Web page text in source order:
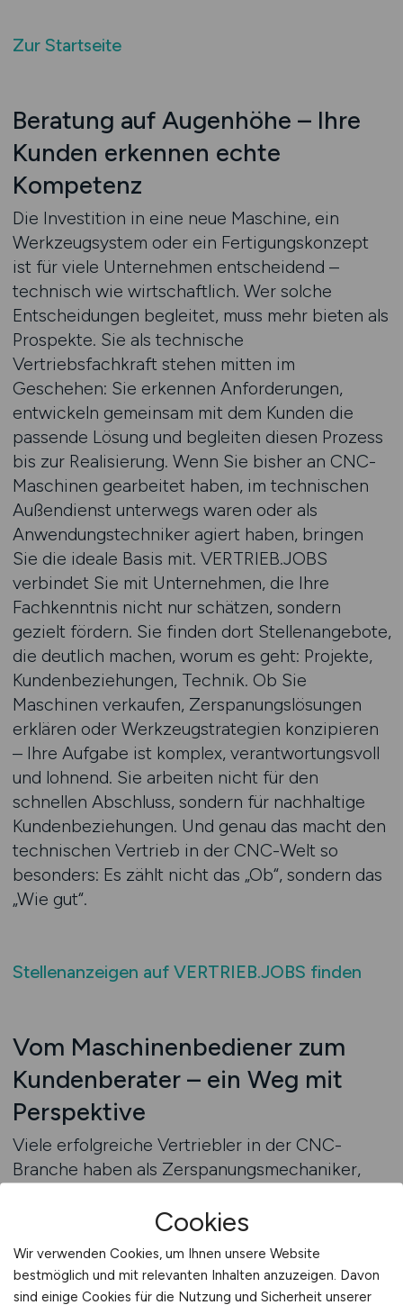
Zur Startseite
Beratung auf Augenhöhe – Ihre
Kunden erkennen echte
Kompetenz
Die Investition in eine neue Maschine, ein
Werkzeugsystem oder ein Fertigungskonzept
ist für viele Unternehmen entscheidend –
technisch wie wirtschaftlich. Wer solche
Entscheidungen begleitet, muss mehr bieten als
Prospekte. Sie als technische
Vertriebsfachkraft stehen mitten im
Geschehen: Sie erkennen Anforderungen,
entwickeln gemeinsam mit dem Kunden die
passende Lösung und begleiten diesen Prozess
bis zur Realisierung. Wenn Sie bisher an CNC-
Maschinen gearbeitet haben, im technischen
Außendienst unterwegs waren oder als
Anwendungstechniker agiert haben, bringen
Sie die ideale Basis mit. VERTRIEB.JOBS
verbindet Sie mit Unternehmen, die Ihre
Fachkenntnis nicht nur schätzen, sondern
gezielt fördern. Sie finden dort Stellenangebote,
die deutlich machen, worum es geht: Projekte,
Kundenbeziehungen, Technik. Ob Sie
Maschinen verkaufen, Zerspanungslösungen
erklären oder Werkzeugstrategien konzipieren
– Ihre Aufgabe ist komplex, verantwortungsvoll
und lohnend. Sie arbeiten nicht für den
schnellen Abschluss, sondern für nachhaltige
Kundenbeziehungen. Und genau das macht den
technischen Vertrieb in der CNC-Welt so
besonders: Es zählt nicht das „Ob“, sondern das
„Wie gut“.
Stellenanzeigen auf VERTRIEB.JOBS finden
Vom Maschinenbediener zum
Kundenberater – ein Weg mit
Perspektive
Viele erfolgreiche Vertriebler in der CNC-
Branche haben als Zerspanungsmechaniker,
begonnen. Was sie gemeinsam haben?
zuzuhören und Freude an echter
Kundenkommunikation. Der Wechsel vom
Cookies
Wir verwenden Cookies, um Ihnen unsere Website
bestmöglich und mit relevanten Inhalten anzuzeigen. Davon
sind einige Cookies für die Nutzung und Sicherheit unserer